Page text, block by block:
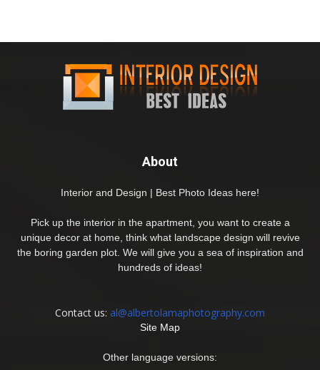
About
Interior and Design | Best Photo Ideas here!
Pick up the interior in the apartment, you want to create a
unique decor at home, think what landscape design will revive
the boring garden plot. We will give you a sea of inspiration and
hundreds of ideas!
Contact us: al@albertolamaphotography.com
Site Map
Other language versions: